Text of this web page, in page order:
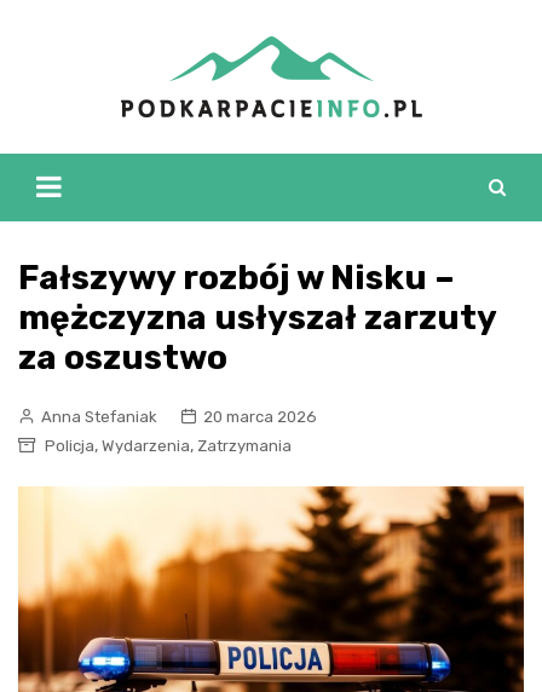
Fałszywy rozbój w Nisku –
mężczyzna usłyszał zarzuty
za oszustwo
Anna Stefaniak
20 marca 2026
Policja, Wydarzenia, Zatrzymania